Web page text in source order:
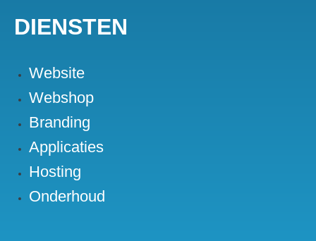
DIENSTEN
Website
Webshop
Branding
Applicaties
Hosting
Onderhoud